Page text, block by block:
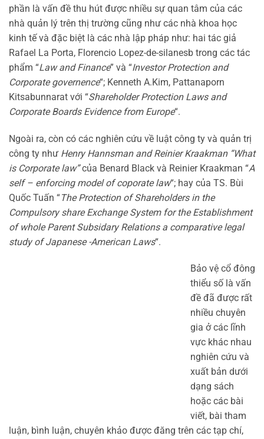
phần là vấn đề thu hút được nhiều sự quan tâm của các
nhà quản lý trên thị trường cũng như các nhà khoa học
kinh tế và đặc biệt là các nhà lập pháp như: hai tác giả
Rafael La Porta, Florencio Lopez-de-silanesb trong các tác
phẩm “Law and Finance” và “Investor Protection and
Corporate governence“; Kenneth A.Kim, Pattanaporn
Kitsabunnarat với “Shareholder Protection Laws and
Corporate Boards Evidence from Europe“.
Ngoài ra, còn có các nghiên cứu về luật công ty và quản trị
công ty như Henry Hannsman and Reinier Kraakman “What
is Corporate law”của Benard Black và Reinier Kraakman “A
self – enforcing model of coporate law“; hay của TS. Bùi
Quốc Tuấn “The Protection of Shareholders in the
Compulsory share Exchange System for the Establishment
of whole Parent Subsidary Relations a comparative legal
study of Japanese -American Laws“.
Bảo vệ cổ đông
thiểu số là vấn
đề đã được rất
nhiều chuyên
gia ở các lĩnh
vực khác nhau
nghiên cứu và
xuất bản dưới
dạng sách
hoặc các bài
viết, bài tham
luận, bình luận, chuyên khảo được đăng trên các tạp chí,